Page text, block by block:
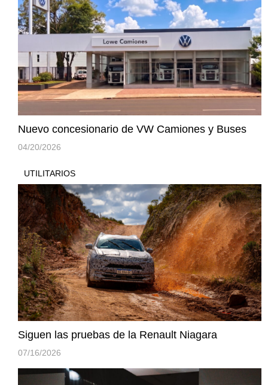
Nuevo concesionario de VW Camiones y Buses
04/20/2026
UTILITARIOS
Siguen las pruebas de la Renault Niagara
07/16/2026